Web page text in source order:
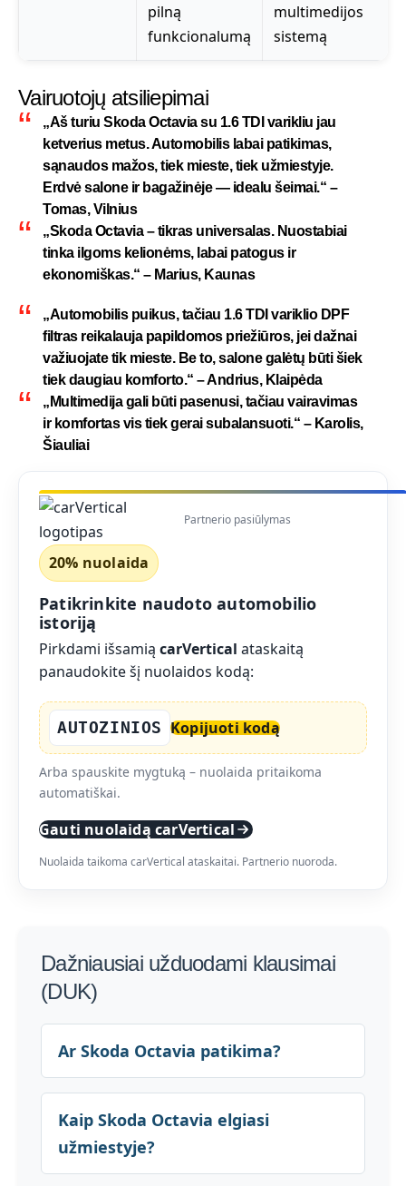
pilną
funkcionalumą
multimedijos
sistemą
Vairuotojų atsiliepimai
„Aš turiu Skoda Octavia su 1.6 TDI varikliu jau
ketverius metus. Automobilis labai patikimas,
sąnaudos mažos, tiek mieste, tiek užmiestyje.
Erdvė salone ir bagažinėje — idealu šeimai.“ –
Tomas, Vilnius
„Skoda Octavia – tikras universalas. Nuostabiai
tinka ilgoms kelionėms, labai patogus ir
ekonomiškas.“ – Marius, Kaunas
„Automobilis puikus, tačiau 1.6 TDI variklio DPF
filtras reikalauja papildomos priežiūros, jei dažnai
važiuojate tik mieste. Be to, salone galėtų būti šiek
tiek daugiau komforto.“ – Andrius, Klaipėda
„Multimedija gali būti pasenusi, tačiau vairavimas
ir komfortas vis tiek gerai subalansuoti.“ – Karolis,
Šiauliai
Partnerio pasiūlymas
20% nuolaida
Patikrinkite naudoto automobilio
istoriją
Pirkdami išsamią carVertical ataskaitą
panaudokite šį nuolaidos kodą:
AUTOZINIOS Kopijuoti kodą
Arba spauskite mygtuką – nuolaida pritaikoma
automatiškai.
Gauti nuolaidą carVertical
Nuolaida taikoma carVertical ataskaitai. Partnerio nuoroda.
Dažniausiai užduodami klausimai
(DUK)
Ar Skoda Octavia patikima?
Kaip Skoda Octavia elgiasi
užmiestyje?